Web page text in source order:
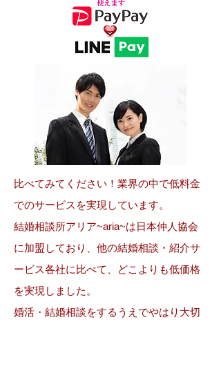
比べてみてください！業界の中で低料金
でのサービスを実現しています。
結婚相談所アリア~aria~は日本仲人協会
に加盟しており、他の結婚相談・紹介サ
ービス各社に比べて、どこよりも低価格
を実現しました。
婚活・結婚相談をするうえでやはり大切